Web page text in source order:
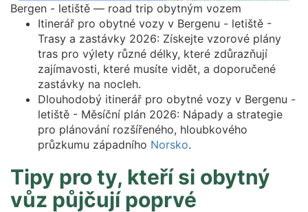
Bergen - letiště — road trip obytným vozem
Itinerář pro obytné vozy v Bergenu - letiště -
Trasy a zastávky 2026: Získejte vzorové plány
tras pro výlety různé délky, které zdůrazňují
zajímavosti, které musíte vidět, a doporučené
zastávky na nocleh.
Dlouhodobý itinerář pro obytné vozy v Bergenu -
letiště - Měsíční plán 2026: Nápady a strategie
pro plánování rozšířeného, hloubkového
průzkumu západního Norsko.
Tipy pro ty, kteří si obytný
vůz půjčují poprvé